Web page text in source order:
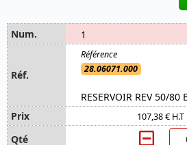
1
28.06071.000
RESERVOIR REV 50/80
107,38 € H.T